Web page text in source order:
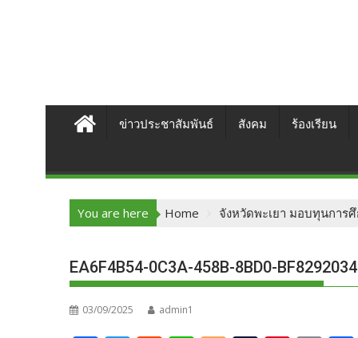
ข่าวประชาสัมพันธ์ สังคม ร้องเรียน
You are here Home จังหวัดพะเยา มอบทุนกา
EA6F4B54-0C3A-458B-8BD0-
03/09/2025 admin1